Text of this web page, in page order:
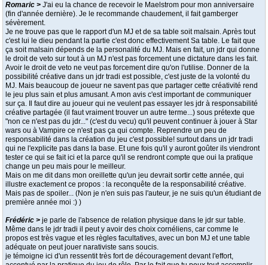
Romaric > J'ai eu la chance de recevoir le Maelstrom pour mon anniversaire
(fin d'année dernière). Je le recommande chaudement, il fait gamberger
sévèrement.
Je ne trouve pas que le rapport d'un MJ et de sa table soit malsain. Après tout
c'est lui le dieu pendant la partie c'est donc effectivement Sa table. Le fait que
ça soit malsain dépends de la personalité du MJ. Mais en fait, un jdr qui donne
le droit de veto sur tout à un MJ n'est pas forcement une dictature dans les fait.
Avoir le droit de veto ne veut pas forcement dire qu'on l'utilise. Donner de la
possibilité créative dans un jdr tradi est possible, c'est juste de la volonté du
MJ. Mais beaucoup de joueur ne savent pas que partager cette créativité rend
le jeu plus sain et plus amusant. A mon avis c'est important de communiquer
sur ça. Il faut dire au joueur qui ne veulent pas essayer les jdr à responsabilité
créative partagée (il faut vraiment trouver un autre terme...) sous prétexte que
"non ce n'est pas du jdr..." (c'est du vecu) qu'il peuvent continuer à jouer à Star
wars ou à Vampire ce n'est pas ça qui compte. Reprendre un peu de
responsabilité dans la création du jeu c'est possible! surtout dans un jdr tradi
qui ne l'explicite pas dans la base. Et une fois qu'il y auront goûter ils viendront
tester ce qui se fait ici et la parce qu'il se rendront compte que oui la pratique
change un peu mais pour le meilleur.
Mais on me dit dans mon oreillette qu'un jeu devrait sortir cette année, qui
illustre exactement ce propos : la reconquête de la responsabilité créative.
Mais pas de spoiler... (Non je n'en suis pas l'auteur, je ne suis qu'un étudiant de
première année moi :) )
Frédéric > je parle de l'absence de relation physique dans le jdr sur table.
Même dans le jdr tradi il peut y avoir des choix cornéliens, car comme le
propos est très vague et les règles facultatives, avec un bon MJ et une table
adéquate on peut jouer narativiste sans soucis.
je témoigne ici d'un ressentit très fort de découragement devant l'effort,